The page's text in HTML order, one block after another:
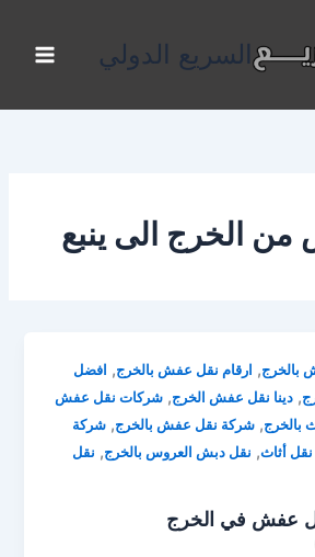
السريع الدولي
الخرج الى ينبع
بالخرج, ارقام نقل عفش بالخرج, افضل
,دينا نقل عفش الخرج,شركات نقل عفش
بالخرج,شركة نقل عفش بالخرج,شركة
نقل أثاث, نقل دبش العروس بالخرج, نقل
عفش في الخرج